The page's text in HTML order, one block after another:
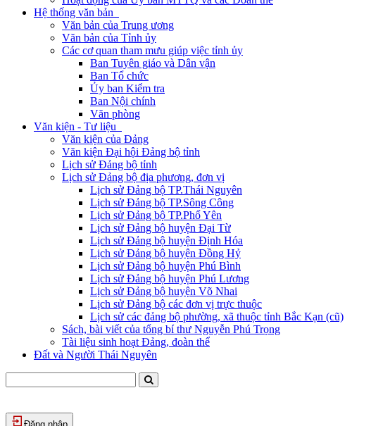
Hệ thống văn bản
Văn bản của Trung ương
Văn bản của Tỉnh ủy
Các cơ quan tham mưu giúp việc tỉnh ủy
Ban Tuyên giáo và Dân vận
Ban Tổ chức
Ủy ban Kiểm tra
Ban Nội chính
Văn phòng
Văn kiện - Tư liệu
Văn kiện của Đảng
Văn kiện Đại hội Đảng bộ tỉnh
Lịch sử Đảng bộ tỉnh
Lịch sử Đảng bộ địa phương, đơn vị
Lịch sử Đảng bộ TP.Thái Nguyên
Lịch sử Đảng bộ TP.Sông Công
Lịch sử Đảng bộ TP.Phổ Yên
Lịch sử Đảng bộ huyện Đại Từ
Lịch sử Đảng bộ huyện Định Hóa
Lịch sử Đảng bộ huyện Đồng Hỷ
Lịch sử Đảng bộ huyện Phú Bình
Lịch sử Đảng bộ huyện Phú Lương
Lịch sử Đảng bộ huyện Võ Nhai
Lịch sử Đảng bộ các đơn vị trực thuộc
Lịch sử các đảng bộ phường, xã thuộc tỉnh Bắc Kạn (cũ)
Sách, bài viết của tổng bí thư Nguyễn Phú Trọng
Tài liệu sinh hoạt Đảng, đoàn thể
Đất và Người Thái Nguyên